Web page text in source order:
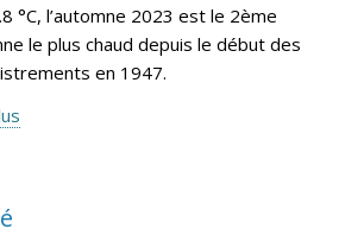
°C, l’automne 2023 est le 2ème
le plus chaud depuis le début des
en 1947.